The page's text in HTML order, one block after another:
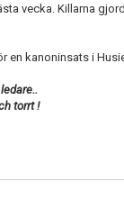
vecka. Killarna
en kanoninsats i
torrt !